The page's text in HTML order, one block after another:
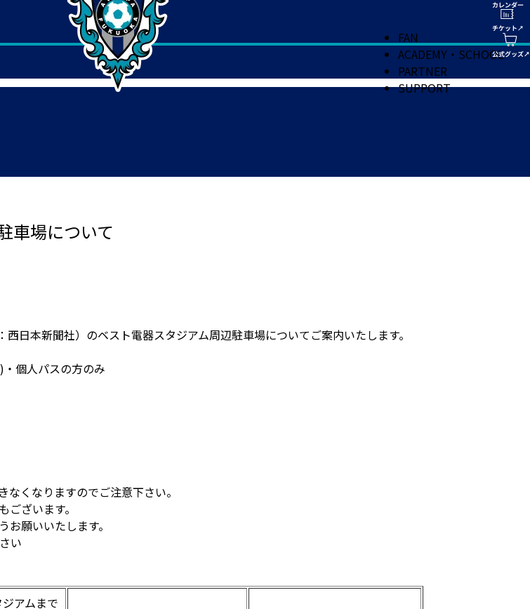
FAN
ACADEMY・SCHOOL
PARTNER
SUPPORT
車場について
日本新聞社）のベスト電器スタジアム周辺駐車場についてご案内いたします。
個人パスの方のみ
くなりますのでご注意下さい。
ざいます。
願いいたします。
い
アムまで